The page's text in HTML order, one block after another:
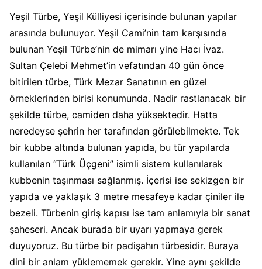
Yeşil Türbe, Yeşil Külliyesi içerisinde bulunan yapılar
arasında bulunuyor. Yeşil Cami’nin tam karşısında
bulunan Yeşil Türbe’nin de mimarı yine Hacı İvaz.
Sultan Çelebi Mehmet’in vefatından 40 gün önce
bitirilen türbe, Türk Mezar Sanatının en güzel
örneklerinden birisi konumunda. Nadir rastlanacak bir
şekilde türbe, camiden daha yüksektedir. Hatta
neredeyse şehrin her tarafından görülebilmekte. Tek
bir kubbe altında bulunan yapıda, bu tür yapılarda
kullanılan “Türk Üçgeni” isimli sistem kullanılarak
kubbenin taşınması sağlanmış. İçerisi ise sekizgen bir
yapıda ve yaklaşık 3 metre mesafeye kadar çiniler ile
bezeli. Türbenin giriş kapısı ise tam anlamıyla bir sanat
şaheseri. Ancak burada bir uyarı yapmaya gerek
duyuyoruz. Bu türbe bir padişahın türbesidir. Buraya
dini bir anlam yüklememek gerekir. Yine aynı şekilde